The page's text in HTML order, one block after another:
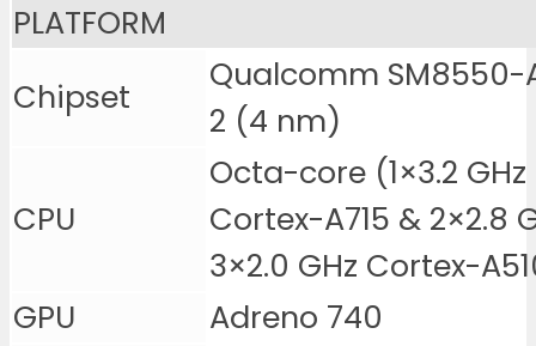
PLATFORM
Chipset
Qualcomm SM8550-
2 (4 nm)
CPU
Octa-core (1×3.2
Cortex-A715 & 2×2.8
3×2.0 GHz Cortex-
GPU
Adreno 740